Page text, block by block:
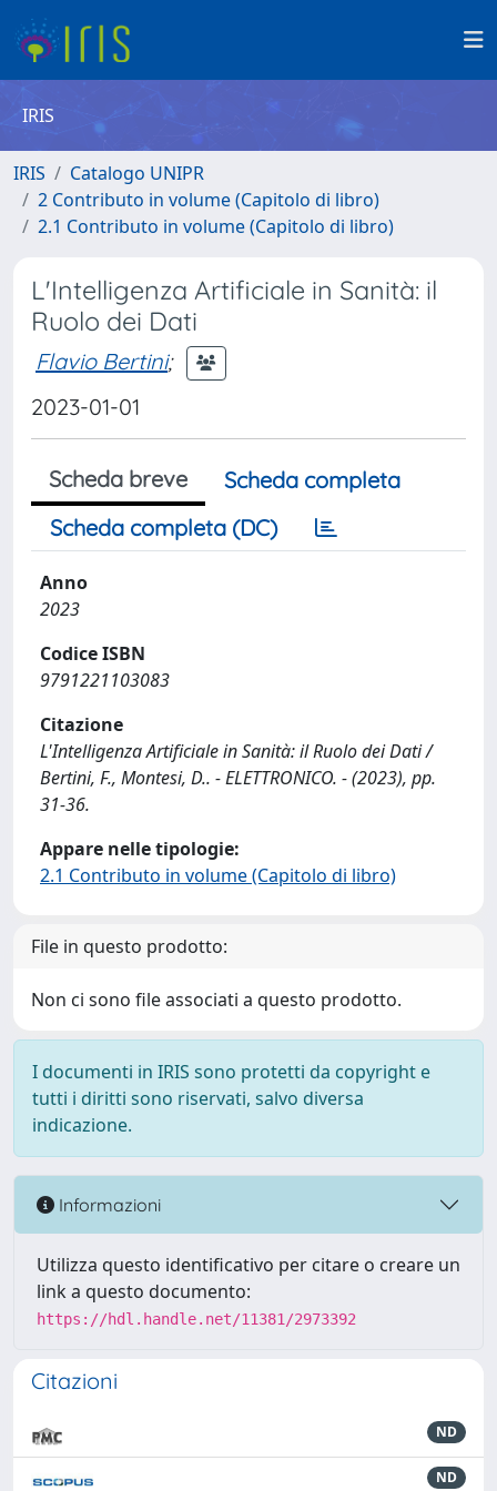
IRIS
IRIS
Catalogo UNIPR
2 Contributo in volume (Capitolo di libro)
2.1 Contributo in volume (Capitolo di libro)
L'Intelligenza Artificiale in Sanità: il
Ruolo dei Dati
Flavio Bertini;
2023-01-01
Scheda breve
Scheda completa
Scheda completa (DC)
Anno
2023
Codice ISBN
9791221103083
Citazione
L'Intelligenza Artificiale in Sanità: il Ruolo dei Dati /
Bertini, F., Montesi, D.. - ELETTRONICO. - (2023), pp.
31-36.
Appare nelle tipologie:
2.1 Contributo in volume (Capitolo di libro)
File in questo prodotto:
Non ci sono file associati a questo prodotto.
I documenti in IRIS sono protetti da copyright e
tutti i diritti sono riservati, salvo diversa
indicazione.
Informazioni
Utilizza questo identificativo per citare o creare un
link a questo documento:
https://hdl.handle.net/11381/2973392
Citazioni
ND
ND